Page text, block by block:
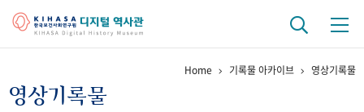
걸어온 길 기관 변천사
Home 기록물 아카이브 영상기록물
영상기록물